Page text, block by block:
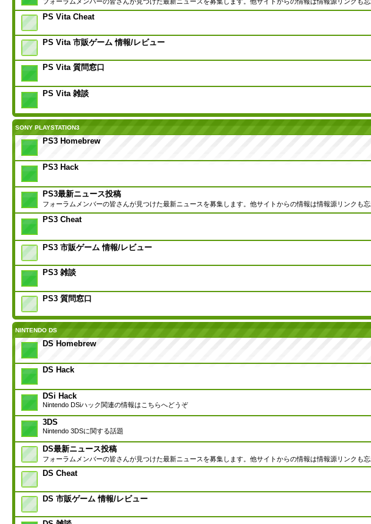
PS Vita Cheat
PS Vita 市販ゲーム 情報/レビュー
PS Vita 質問窓口
PS Vita 雑談
SONY PLAYSTATION3
PS3 Homebrew
PS3 Hack
PS3最新ニュース投稿
フォーラムメンバーの皆さんが見つけた最新ニュースを募集します。他サイトからの情報は情報源リンクも忘
PS3 Cheat
PS3 市販ゲーム 情報/レビュー
PS3 雑談
PS3 質問窓口
NINTENDO DS
DS Homebrew
DS Hack
DSi Hack
Nintendo DSiハック関連の情報はこちらへどうぞ
3DS
Nintendo 3DSに関する話題
DS最新ニュース投稿
フォーラムメンバーの皆さんが見つけた最新ニュースを募集します。他サイトからの情報は情報源リンクも忘
DS Cheat
DS 市販ゲーム 情報/レビュー